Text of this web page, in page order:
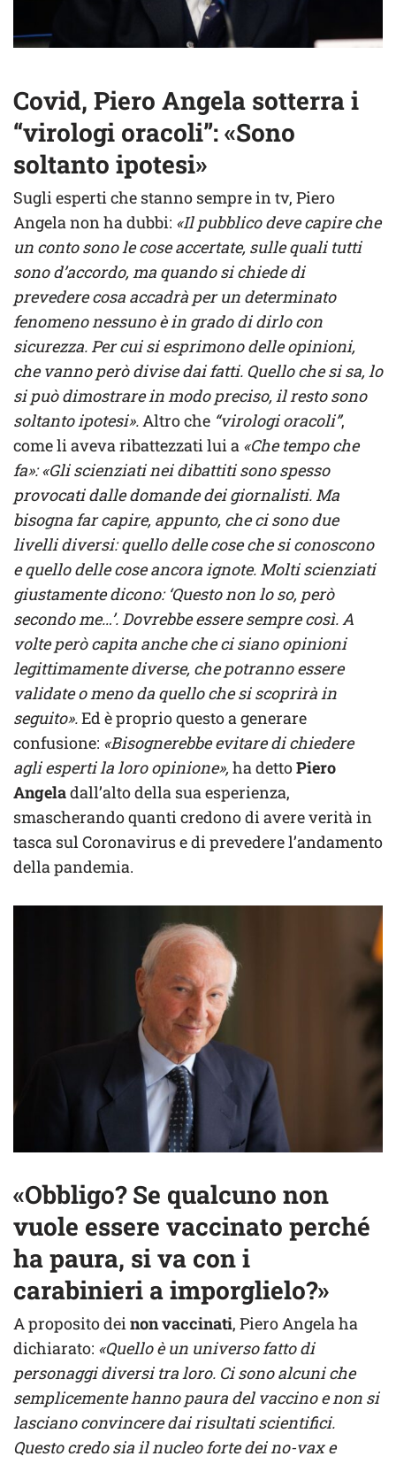
Covid, Piero Angela sotterra i
“virologi oracoli”: «Sono
soltanto ipotesi»
Sugli esperti che stanno sempre in tv, Piero
Angela non ha dubbi: «Il pubblico deve capire che
un conto sono le cose accertate, sulle quali tutti
sono d’accordo, ma quando si chiede di
prevedere cosa accadrà per un determinato
fenomeno nessuno è in grado di dirlo con
sicurezza. Per cui si esprimono delle opinioni,
che vanno però divise dai fatti. Quello che si sa, lo
si può dimostrare in modo preciso, il resto sono
soltanto ipotesi».Altro che “virologi oracoli”,
come li aveva ribattezzati lui a «Che tempo che
fa»: «Gli scienziati nei dibattiti sono spesso
provocati dalle domande dei giornalisti. Ma
bisogna far capire, appunto, che ci sono due
livelli diversi: quello delle cose che si conoscono
e quello delle cose ancora ignote. Molti scienziati
giustamente dicono: ‘Questo non lo so, però
secondo me…’. Dovrebbe essere sempre così. A
volte però capita anche che ci siano opinioni
legittimamente diverse, che potranno essere
validate o meno da quello che si scoprirà in
seguito».Ed è proprio questo a generare
confusione: «Bisognerebbe evitare di chiedere
agli esperti la loro opinione»,ha dettoPiero
Angeladall’alto della sua esperienza,
smascherando quanti credono di avere verità in
tasca sul Coronavirus e di prevedere l’andamento
della pandemia.
«Obbligo? Se qualcuno non
vuole essere vaccinato perché
ha paura, si va con i
carabinieri a imporglielo?»
A proposito dei non vaccinati, Piero Angela ha
dichiarato: «Quello è un universo fatto di
personaggi diversi tra loro. Ci sono alcuni che
semplicemente hanno paura del vaccino e non si
lasciano convincere dai risultati scientifici.
Questo credo sia il nucleo forte dei no-vax e